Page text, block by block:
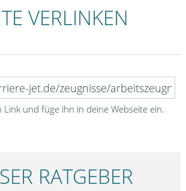
VERLINKEN
Link und füge ihn in deine Webseite ein.
RATGEBER